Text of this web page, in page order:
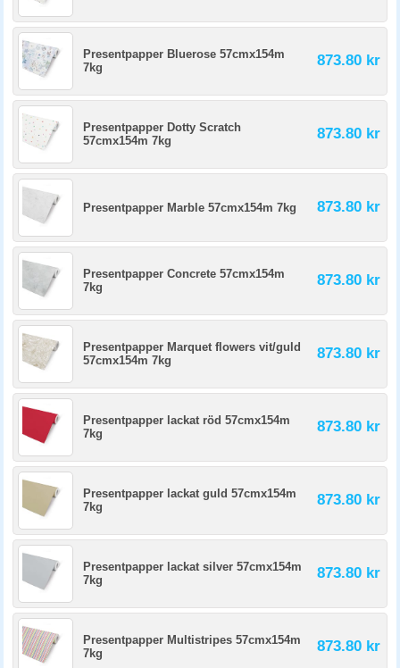
Presentpapper Bluerose 57cmx154m
7kg
873.80 kr
Presentpapper Dotty Scratch
57cmx154m 7kg
873.80 kr
Presentpapper Marble 57cmx154m 7kg 873.80 kr
Presentpapper Concrete 57cmx154m
7kg
873.80 kr
Presentpapper Marquet flowers vit/guld
57cmx154m 7kg
873.80 kr
Presentpapper lackat röd 57cmx154m
7kg
873.80 kr
Presentpapper lackat guld 57cmx154m
7kg
873.80 kr
Presentpapper lackat silver 57cmx154m
7kg
873.80 kr
Presentpapper Multistripes 57cmx154m
7kg
873.80 kr